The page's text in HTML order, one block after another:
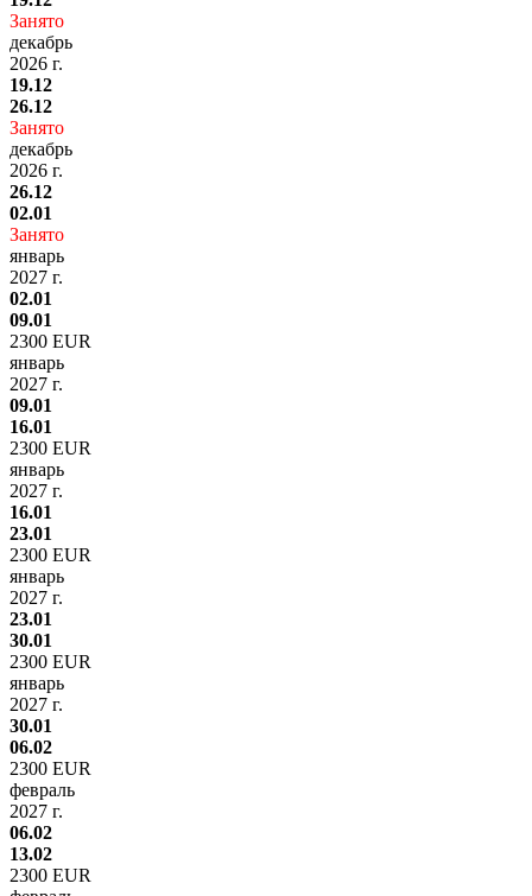
Занято
декабрь
2026 г.
19.12
26.12
Занято
декабрь
2026 г.
26.12
02.01
Занято
январь
2027 г.
02.01
09.01
2300 EUR
январь
2027 г.
09.01
16.01
2300 EUR
январь
2027 г.
16.01
23.01
2300 EUR
январь
2027 г.
23.01
30.01
2300 EUR
январь
2027 г.
30.01
06.02
2300 EUR
февраль
2027 г.
06.02
13.02
2300 EUR